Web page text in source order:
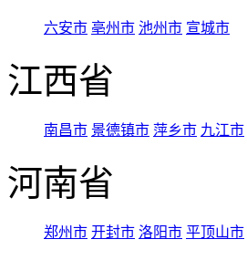
六安市 亳州市 池州市 宣城市
江西省
南昌市 景德镇市 萍乡市 九江市
河南省
郑州市 开封市 洛阳市 平顶山市